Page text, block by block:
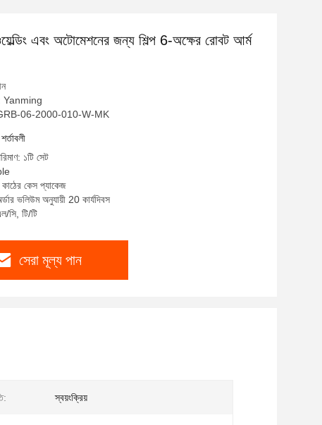
এবং অটোমেশনের জন্য শিল্প 6-অক্ষের রোবট আর্ম
Yanming
06-2000-010-W-MK
১টি সেট
কাঠের কেস প্যাকেজ
ভলিউম অনুযায়ী 20 কার্যদিবস
সি, টি/টি
সেরা মূল্য পান
স্বয়ংক্রিয়